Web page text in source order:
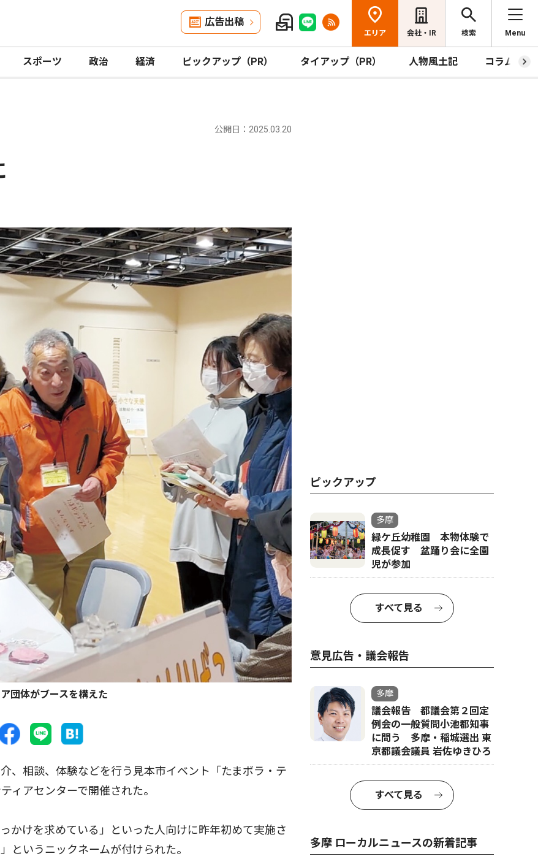
広告出稿
エリア 会社・IR 検索 Menu
スポーツ 政治 経済 ピックアップ（PR） タイアップ（PR） 人物風土記 コラム
公開日：2025.03.20
団体がブースを構えた
、相談、体験などを行う見本市イベント「たまボラ・テ
ィアセンターで開催された。
かけを求めている」といった人向けに昨年初めて実施さ
というニックネームが付けられた。
ピックアップ
多摩
緑ケ丘幼稚園 本物体験で
成長促す 盆踊り会に全園
児が参加
すべて見る
意見広告・議会報告
多摩
議会報告 都議会第２回定
例会の一般質問小池都知事
に問う 多摩・稲城選出 東
京都議会議員 岩佐ゆきひろ
すべて見る
多摩 ローカルニュースの新着記事